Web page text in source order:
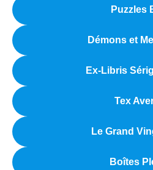
Puzzles
Démons et
Ex-Libris
Tex
Le Grand
Boîtes